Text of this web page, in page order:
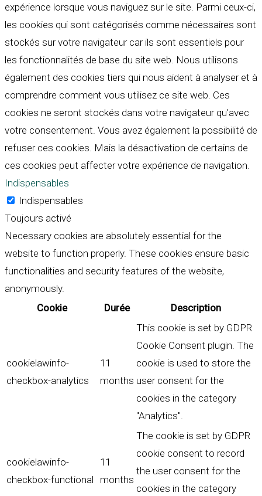
expérience lorsque vous naviguez sur le site. Parmi ceux-ci,
les cookies qui sont catégorisés comme nécessaires sont
stockés sur votre navigateur car ils sont essentiels pour
les fonctionnalités de base du site web. Nous utilisons
également des cookies tiers qui nous aident à analyser et à
comprendre comment vous utilisez ce site web. Ces
cookies ne seront stockés dans votre navigateur qu'avec
votre consentement. Vous avez également la possibilité de
refuser ces cookies. Mais la désactivation de certains de
ces cookies peut affecter votre expérience de navigation.
Indispensables
Indispensables
Toujours activé
Necessary cookies are absolutely essential for the
website to function properly. These cookies ensure basic
functionalities and security features of the website,
anonymously.
Cookie
Durée Description
cookielawinfo-
checkbox-analytics
11
months
This cookie is set by GDPR
Cookie Consent plugin. The
cookie is used to store the
user consent for the
cookies in the category
"Analytics".
cookielawinfo-
checkbox-functional
11
months
The cookie is set by GDPR
cookie consent to record
the user consent for the
cookies in the category